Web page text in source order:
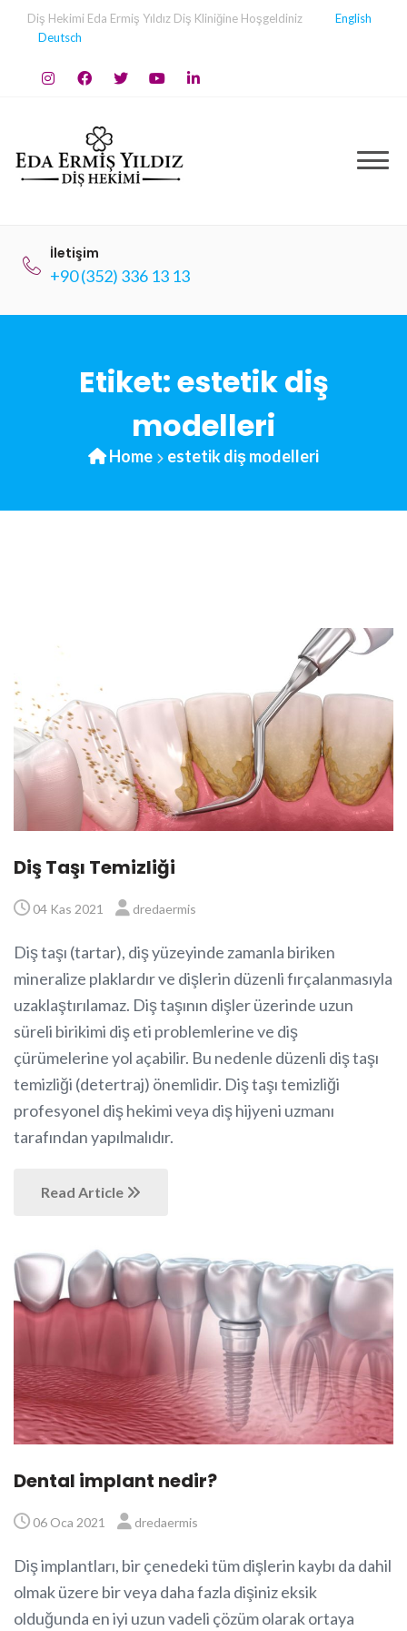
Diş Hekimi Eda Ermiş Yıldız Diş Kliniğine Hoşgeldiniz
English
Deutsch
İletişim
+90 (352) 336 13 13
Etiket:estetik diş
modelleri
Home estetik diş modelleri
Diş Taşı Temizliği
04 Kas 2021 dredaermis
Diş taşı (tartar), diş yüzeyinde zamanla biriken
mineralize plaklardır ve dişlerin düzenli fırçalanmasıyla
uzaklaştırılamaz. Diş taşının dişler üzerinde uzun
süreli birikimi diş eti problemlerine ve diş
çürümelerine yol açabilir. Bu nedenle düzenli diş taşı
temizliği (detertraj) önemlidir. Diş taşı temizliği
profesyonel diş hekimi veya diş hijyeni uzmanı
tarafından yapılmalıdır.
Read Article
Dental implant nedir?
06 Oca 2021 dredaermis
Diş implantları, bir çenedeki tüm dişlerin kaybı da dahil
olmak üzere bir veya daha fazla dişiniz eksik
olduğunda en iyi uzun vadeli çözüm olarak ortaya